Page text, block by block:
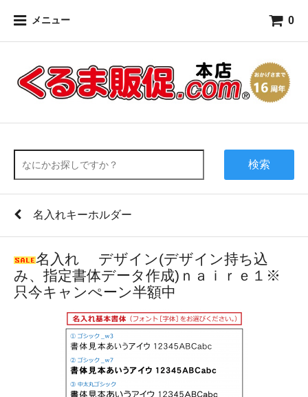
メニュー 0
検索
名入れキーホルダー
名入れ デザイン(デザイン持ち込
み、指定書体データ作成)ｎａｉｒｅ１※
只今キャンぺーン半額中